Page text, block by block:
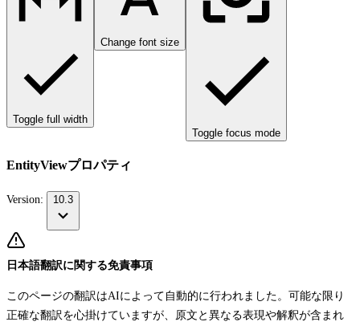
Toggle full width
Change font size
Toggle focus mode
EntityViewプロパティ
Version: 10.3
日本語翻訳に関する免責事項
このページの翻訳はAIによって自動的に行われました。可能な限り
正確な翻訳を心掛けていますが、原文と異なる表現や解釈が含まれ